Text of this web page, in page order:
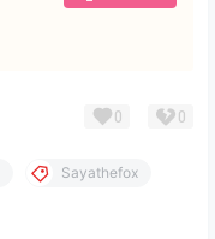
0 0
Sayathefox